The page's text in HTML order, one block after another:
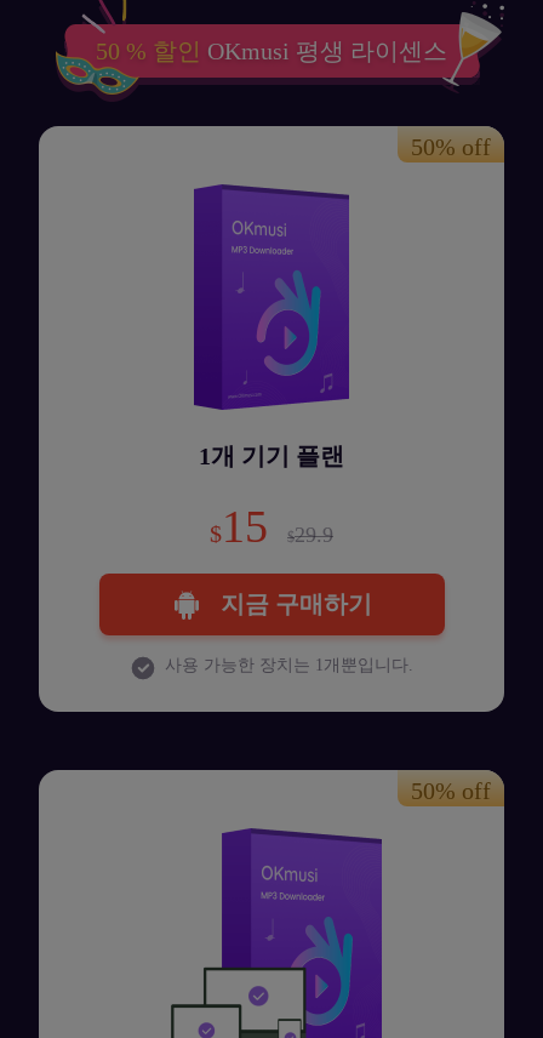
50 % 할인 OKmusi 평생 라이센스
1개 기기 플랜
$15 $29.9
지금 구매하기
사용 가능한 장치는 1개뿐입니다.